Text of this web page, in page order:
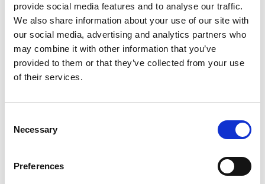
provide social media features and to analyse our traffic.
We also share information about your use of our site with
our social media, advertising and analytics partners who
may combine it with other information that you’ve
provided to them or that they’ve collected from your use
of their services.
Selection
Necessary
Preferences
10 11 12 13 14 15 16
20 21 22
24 25 26 27 28 29 30